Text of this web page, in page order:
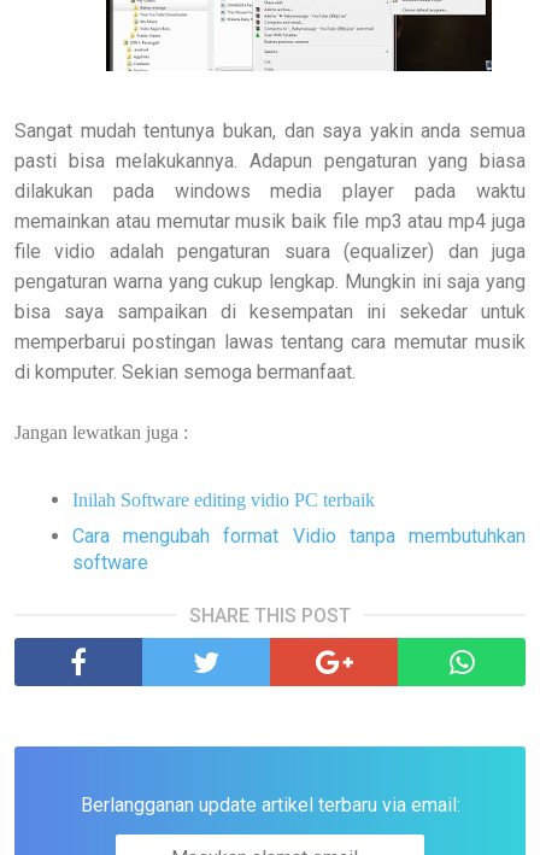
Sangat mudah tentunya bukan, dan saya yakin anda semua
pasti bisa melakukannya. Adapun pengaturan yang biasa
dilakukan pada windows media player pada waktu
memainkan atau memutar musik baik file mp3 atau mp4 juga
file vidio adalah pengaturan suara (equalizer) dan juga
pengaturan warna yang cukup lengkap. Mungkin ini saja yang
bisa saya sampaikan di kesempatan ini sekedar untuk
memperbarui postingan lawas tentang cara memutar musik
di komputer. Sekian semoga bermanfaat.
Jangan lewatkan juga :
Inilah Software editing vidio PC terbaik
Cara mengubah format Vidio tanpa membutuhkan
software
SHARE THIS POST
Berlangganan update artikel terbaru via email: